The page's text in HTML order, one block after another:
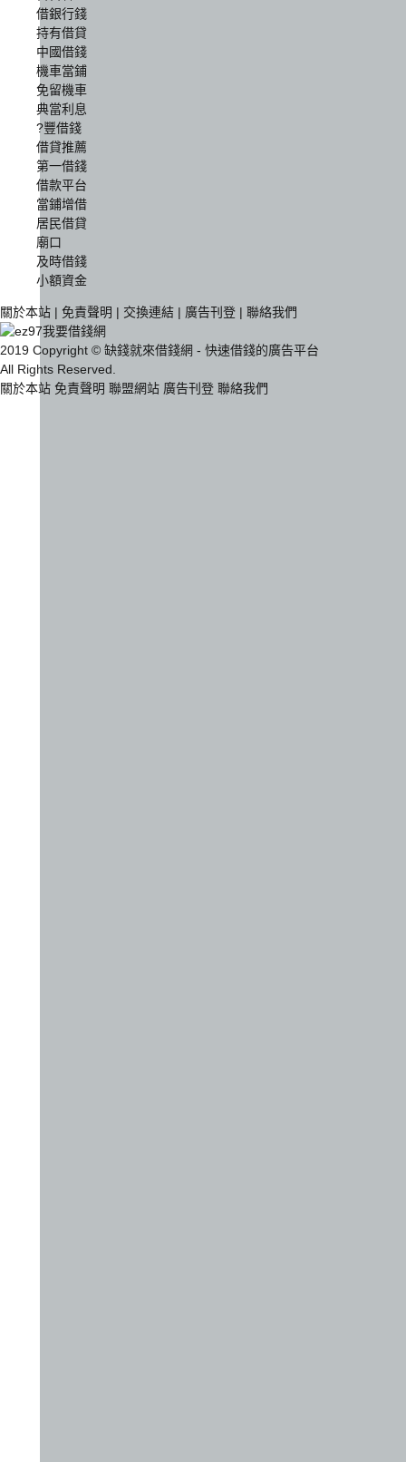
借銀行錢
持有借貸
中國借錢
機車當鋪
免留機車
典當利息
?豐借錢
借貸推薦
第一借錢
借款平台
當鋪增借
居民借貸
廟口
及時借錢
小額資金
關於本站 | 免責聲明 | 交換連結 | 廣告刊登 | 聯絡我們
2019 Copyright © 缺錢就來借錢網 - 快速借錢的廣告平台
All Rights Reserved.
關於本站 免責聲明 聯盟網站 廣告刊登 聯絡我們